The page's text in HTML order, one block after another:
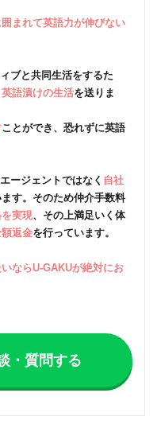
囲まれて英語力が伸びない
ブと共同生活をするた
英語漬けの生活を送りま
ことができ、恐れずに英語
ージェントではなく 自社
ます。そのため仲介手数料
実現、その上満足いく体
返金を行っています。
ならU-GAKUが絶対にお
・質問する